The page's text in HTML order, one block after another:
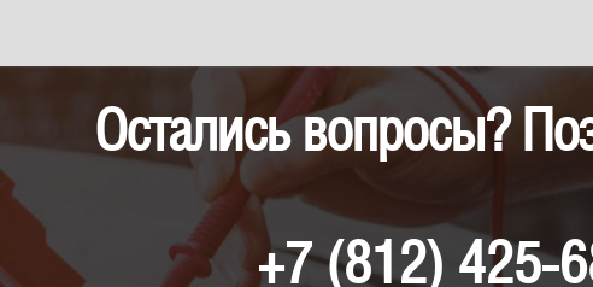
Остались вопросы?
+7 (812) 425-